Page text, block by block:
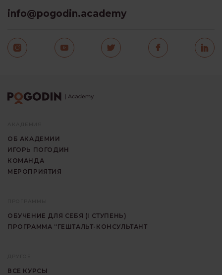
info@pogodin.academy
ОБ АКАДЕМИИ
ИГОРЬ ПОГОДИН
КОМАНДА
МЕРОПРИЯТИЯ
ОБУЧЕНИЕ ДЛЯ СЕБЯ (I СТУПЕНЬ)
ПРОГРАММА “ГЕШТАЛЬТ-КОНСУЛЬТАНТ
ВСЕ КУРСЫ